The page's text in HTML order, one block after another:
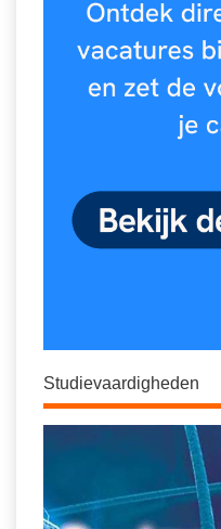
Studievaardigheden